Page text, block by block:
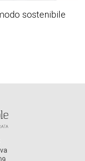
sostenibile